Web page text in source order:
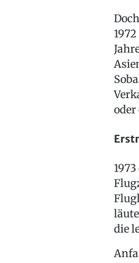
die